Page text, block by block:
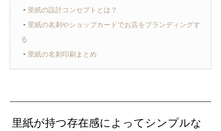
・ 里紙の設計コンセプトとは？
・ 里紙の名刺やショップカードでお店をブランディングす
る
・ 里紙の名刺印刷まとめ
里紙が持つ存在感によってシンプルな